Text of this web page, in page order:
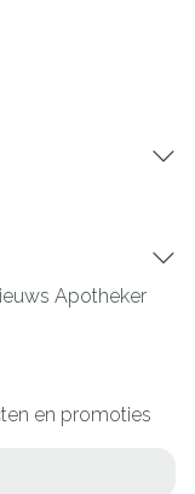
Apotheker
en promoties